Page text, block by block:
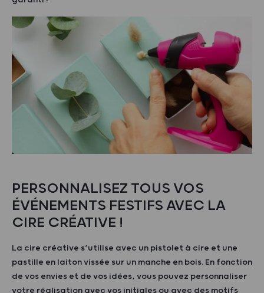
PERSONNALISEZ TOUS VOS
ÉVÉNEMENTS FESTIFS AVEC LA
CIRE CRÉATIVE !
La cire créative s’utilise avec un pistolet à cire et une
pastille en laiton vissée sur un manche en bois. En fonction
de vos envies et de vos idées, vous pouvez personnaliser
votre réalisation avec vos initiales ou avec des motifs